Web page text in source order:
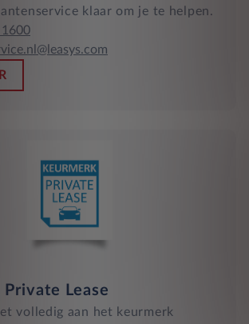
klaar om je te helpen.
1600
Private Lease
volledig aan het keurmerk